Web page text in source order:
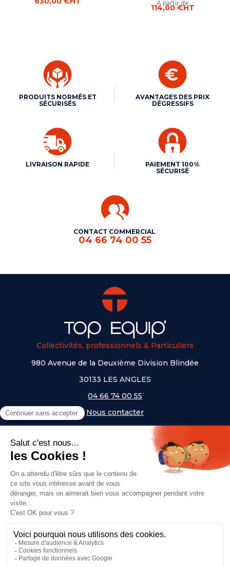
À partir de
114,00 €HT
PRODUITS NORMÉS ET
SÉCURISÉS
AVANTAGES DES PRIX
DÉGRESSIFS
LIVRAISON RAPIDE
PAIEMENT 100%
SÉCURISÉ
CONTACT COMMERCIAL
04 66 74 00 55
Collectivités, professionnels & Particuliers
980 Avenue de la Deuxième Division Blindée
30133 LES ANGLES
04 66 74 00 55
Nous contacter
NOS UNIVERS
- Serem
- Lifetime
- Mottez
- JAD Groupe